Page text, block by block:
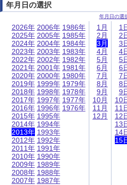
年月日の選択
年月日の選
2026年
2025年
2024年
2023年
2022年
2021年
2020年
2019年
2018年
2017年
2016年
2015年
2014年
2013年
2012年
2011年
2010年
2009年
2008年
2007年
2006年
2005年
2004年
2003年
2002年
2001年
2000年
1999年
1998年
1997年
1996年
1995年
1994年
1993年
1992年
1991年
1990年
1989年
1988年
1987年
1986年
1985年
1984年
1983年
1982年
1981年
1980年
1979年
1978年
1977年
1976年
1月
2月
3月
4月
5月
6月
7月
8月
9月
10月
11月
12月
1
2
3
4
5
6
7
8
9
10
11
12
13
14
15